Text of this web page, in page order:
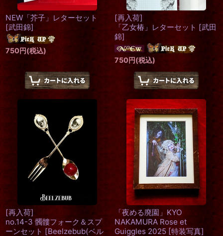
NEW「芥子」レターセット
[武田錦]
750円(税込)
[再入荷]
「乙女椿」レターセット [武田
錦]
750円(税込)
[再入荷]
no.14-3 髑髏フォーク＆スプ
ーンセット [Beelzebub(ベル
「夜める廃園」KYO
NAKAMURA Rose et
Guiggles 2025 [特装写真]